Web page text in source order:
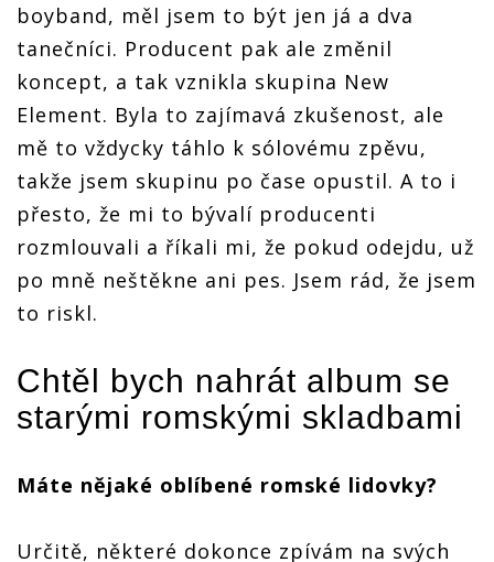
boyband, měl jsem to být jen já a dva
tanečníci. Producent pak ale změnil
koncept, a tak vznikla skupina New
Element. Byla to zajímavá zkušenost, ale
mě to vždycky táhlo k sólovému zpěvu,
takže jsem skupinu po čase opustil. A to i
přesto, že mi to bývalí producenti
rozmlouvali a říkali mi, že pokud odejdu, už
po mně neštěkne ani pes. Jsem rád, že jsem
to riskl.
Chtěl bych nahrát album se
starými romskými skladbami
Máte nějaké oblíbené romské lidovky?
Určitě, některé dokonce zpívám na svých